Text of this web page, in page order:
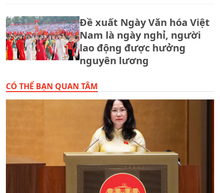
Đề xuất Ngày Văn hóa Việt
Nam là ngày nghỉ, người
lao động được hưởng
nguyên lương
CÓ THỂ BẠN QUAN TÂM